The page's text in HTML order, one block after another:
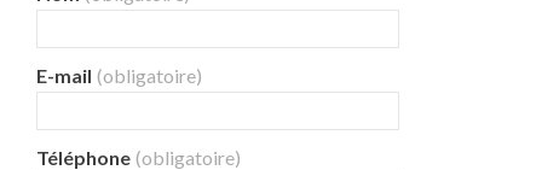
E-mail (obligatoire)
Téléphone (obligatoire)